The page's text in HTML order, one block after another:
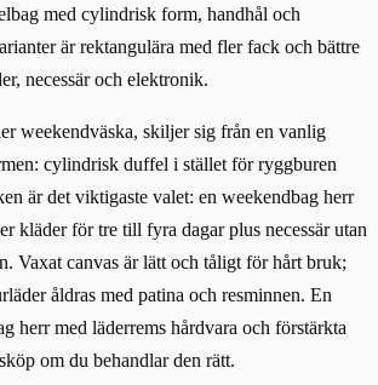
med cylindrisk form, handhål och
är rektangulära med fler fack och bättre
necessär och elektronik.
weekendväska, skiljer sig från en vanlig
cylindrisk duffel i stället för ryggburen
är det viktigaste valet: en weekendbag herr
kläder för tre till fyra dagar plus necessär utan
Vaxat canvas är lätt och tåligt för hårt bruk;
åldras med patina och resminnen. En
herr med läderrems hårdvara och förstärkta
om du behandlar den rätt.